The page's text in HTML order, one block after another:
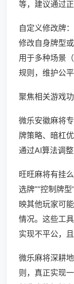
等，建议通过
自定义修改牌
修改自身牌型
用于多种场景
规则，维护公平
聚焦相关游戏
微乐安徽麻将
牌策略、暗杠
通过AI算法调
旺旺麻将有挂
选牌”“控制牌
映其他玩家可
情况。这些工
实现不平公，且
微乐麻将深耕
则，真正实现